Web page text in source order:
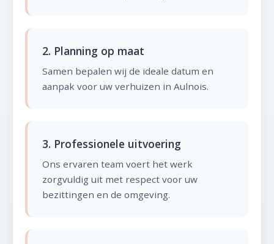
2. Planning op maat
Samen bepalen wij de ideale datum en
aanpak voor uw verhuizen in Aulnois.
3. Professionele uitvoering
Ons ervaren team voert het werk
zorgvuldig uit met respect voor uw
bezittingen en de omgeving.